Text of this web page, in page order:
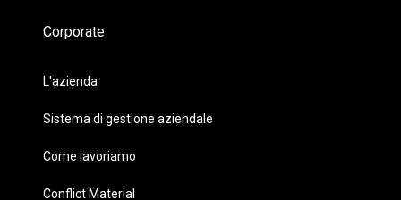
Corporate
L'azienda
Sistema di gestione aziendale
Come lavoriamo
Conflict Material